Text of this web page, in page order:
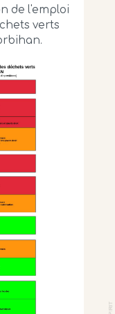
de l'emploi
verts